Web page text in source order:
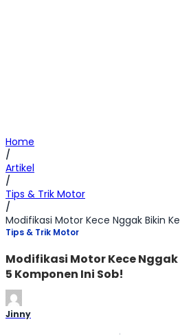
Home
/
Artikel
/
Tips & Trik Motor
/
Tips & Trik Motor
Modifikasi Motor Kece Nggak
5 Komponen Ini Sob!
Jinny